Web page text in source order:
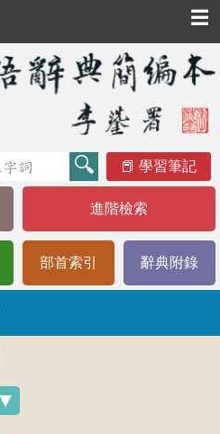
☰
學習筆記
進階檢索
部首索引 辭典附錄